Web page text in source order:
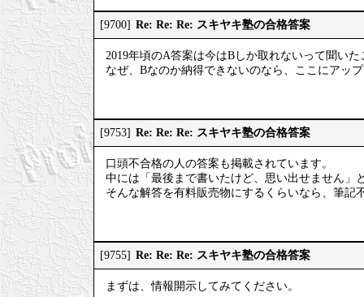
[9700] Re: Re: Re: スキヤキ塾の合格答案
2019年頃のA答案は今はBしか取れないって聞い
なぜ、Bなのか納得できないのなら、ここにアッ
[9753] Re: Re: Re: スキヤキ塾の合格答案
口頭不合格の人の答案も掲載されています。
中には「最後まで書いたけど、思い出せません」
そんな解答を有料販売物にするくらいなら、筆
[9755] Re: Re: Re: スキヤキ塾の合格答案
まずは、情報開示してみてください。